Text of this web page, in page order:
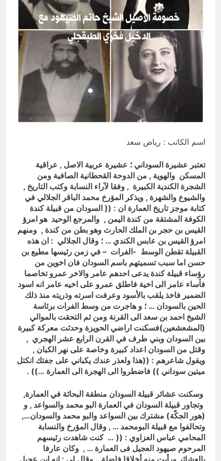
وأسلحتهم ود الذين كفروا لو تغفلون عن
أسلحتكم وأمتعتكم)
13 ساعة Ago
مقترح داعية الميدان للتعريف بتعاليم
وأحكام الشرائع والأديان
13 ساعة Ago
اسم الكاتب : رياض سعد
تعتبر عشيرة السوداني ؛ عشيرة عربية الاصل , عراقية
المسكن والهوية , من الدوحة القحطانية الصافية ومن
الشجرة الكندية الكبيرة , وفقا لآراء النسابة وكتب التاريخ ,
والشيوع والشهرة , ويذكر المؤرخ محمد الباقر الجلالي في
كتابة موجز تاريخ العمارة ان : (( السودان من قبيلة كندة
الكوفة المشتقة من كندة اليمن , والمرجع الوحيد هو امرؤ
القيس بن حجر بن الملك الحارث وهو بطن من كندة , ومنهم
امرؤ القيس بن عابس الكندي … ؛ وقال الجلالي : ان هذه
القبيلة تقطن الوسط -الفرات – في زمن رئيسها مطيع بن
حسن اما سبب تسميتهم باسم السودان فان اخوين من
رؤساء قبيلة كندة يدعى احدهم عامر والاخر عمرو تخاصما
فأساء عامر الى اخية فاطلق عمرو على اخيه عامر انه اسود
الضمير فاخذ يلقب بالأسود وعرفت اسرته وذريته منذ ذلك
الحين بالسودان … ؛ و هاجرت من وسط الفرات برئاسة
الشيخ احمد بن سعد الى القرنة ومن ثم التحقت بالموالي
(المشعشعين)فسكنت اراضي الحويزة وحدثت معركة كبيرة
بين السودان وبني طرف في القرن الرابع عشر الهجري ,
وقتل من السودان اعداد كبيرة وخاصة على نهر الكبان ,
ويقول شاعرهم : ((هذا ولعذر عندك يكباني على جفتك انكتل
ميتين سوداني )) فاضطروا الى الهجرة الى العمارة …)) .
وسكنت عشائر قبيلة السودان منطقة البحاثة في العمارة,
وتجاور قبيلة السودان في العمارة البو محمد والسواعد , و
(هور الجكّة) مشترك بين السواعد والبو محمد والسودان…,
وتحالفوا مع قبيلة البومحمد … , وقال المؤرخ والنسابة
المحامي عباس العزاوي : (( … كنت شاهدت رئيسهم
المرحوم صيهود العجيل فى العمارة … , وكان عارفا